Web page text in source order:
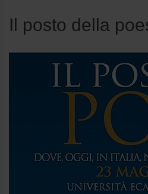
Il posto della